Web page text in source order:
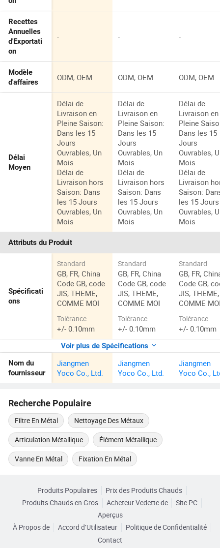
Recettes
Annuelles
d'Exportati
on
- - -
Modèle
d'affaires
ODM, OEM ODM, OEM ODM, OEM
Délai
Moyen
Délai de
Livraison en
Pleine Saison:
Dans les 15
Jours
Ouvrables, Un
Mois
Délai de
Livraison hors
Saison: Dans
les 15 Jours
Ouvrables, Un
Mois
Délai de
Livraison en
Pleine Saison:
Dans les 15
Jours
Ouvrables, Un
Mois
Délai de
Livraison hors
Saison: Dans
les 15 Jours
Ouvrables, Un
Mois
Délai de
Livraison en
Pleine
Dans les 15
Jours
Ouvrables,
Mois
Délai de
Livraison
Saison:
les 15 Jours
Ouvrables,
Mois
Attributs du Produit
Spécificati
ons
Standard
GB, FR, China
Code GB, code
JIS, THEME,
COMME MOI
Tolérance
+/- 0.10mm
Standard
GB, FR, China
Code GB, code
JIS, THEME,
COMME MOI
Tolérance
+/- 0.10mm
Standard
GB, FR,
Code GB,
JIS, THEME,
COMME
Tolérance
+/- 0.10mm
Voir plus de Spécifications
Nom du
fournisseur
Jiangmen
Yoco Co., Ltd.
Jiangmen
Yoco Co., Ltd.
Jiangmen
Yoco Co.,
Recherche Populaire
Filtre En Métal Nettoyage Des Métaux
Articulation Métallique Élément Métallique
Vanne En Métal Fixation En Métal
Produits Populaires
Prix des Produits Chauds
Produits Chauds en Gros
Acheteur Vedette de
Site PC
Aperçus
À Propos de
Accord d’Utilisateur
Politique de Confidentialité
Contact